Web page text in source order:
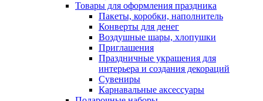
Товары для оформления праздника
Пакеты, коробки, наполнитель
Конверты для денег
Воздушные шары, хлопушки
Приглашения
Праздничные украшения для
интерьера и создания декораций
Сувениры
Карнавальные аксессуары